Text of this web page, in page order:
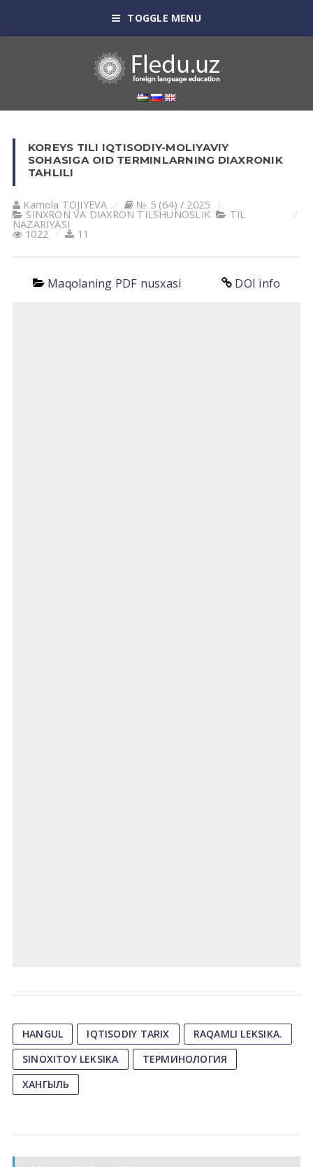
TOGGLE MENU
KOREYS TILI IQTISODIY-MOLIYAVIY
SOHASIGA OID TERMINLARNING DIAXRONIK
TAHLILI
Kamola TOJIYEVA № 5 (64) / 2025
SINXRON VА DIАXRON TILSHUNOSLIK TIL
NАZАRIYASI
1022 11
Maqolaning PDF nusxasi DOI info
HANGUL IQTISODIY TARIX
RAQAMLI LEKSIKA.
SINOXITOY LEKSIKA
ТЕРМИНОЛОГИЯ
ХАНГЫЛЬ